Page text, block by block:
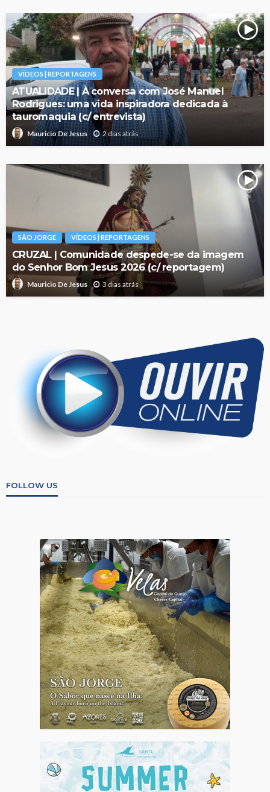
VÍDEOS | REPORTAGENS
ATUALIDADE | À conversa com José Manuel
Rodrigues: uma vida inspiradora dedicada à
tauromaquia (c/ entrevista)
Mauricio De Jesus 2 dias atrás
SÃO JORGE VÍDEOS | REPORTAGENS
CRUZAL | Comunidade despede-se da imagem
do Senhor Bom Jesus 2026 (c/ reportagem)
Mauricio De Jesus 3 dias atrás
FOLLOW US